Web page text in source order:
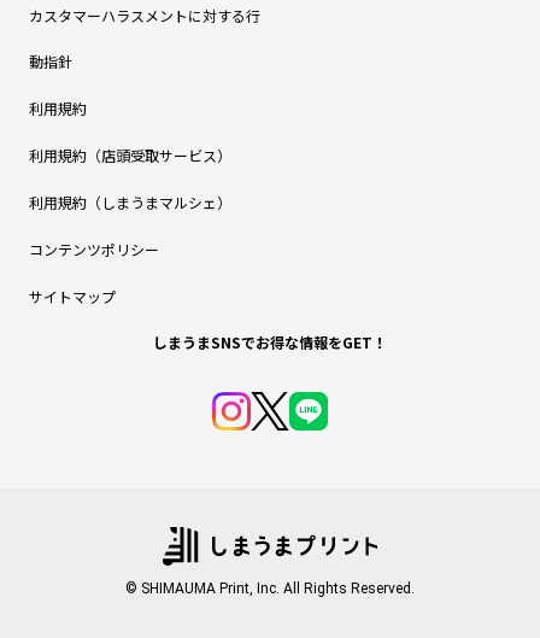
カスタマーハラスメントに対する行
動指針
利用規約
利用規約（店頭受取サービス）
利用規約（しまうまマルシェ）
コンテンツポリシー
サイトマップ
しまうまSNSでお得な情報をGET！
© SHIMAUMA Print, Inc. All Rights Reserved.